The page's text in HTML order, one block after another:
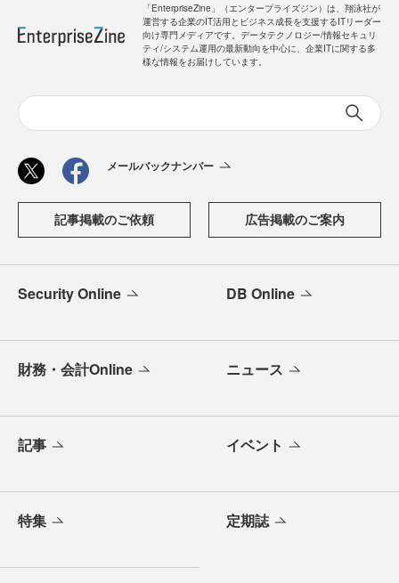
「EnterpriseZine」（エンタープライズジン）は、翔泳社が
運営する企業のIT活用とビジネス成長を支援するITリーダー
向け専門メディアです。データテクノロジー/情報セキュリ
ティ/システム運用の最新動向を中心に、企業ITに関する多
様な情報をお届けしています。
メールバックナンバー
記事掲載のご依頼 広告掲載のご案内
Security Online DB Online
財務・会計Online ニュース
記事 イベント
特集 定期誌